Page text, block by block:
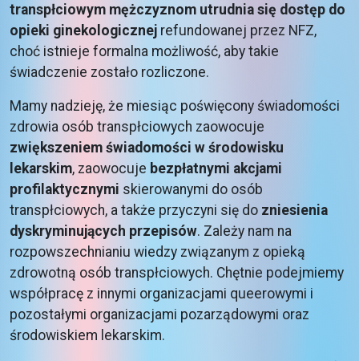
transpłciowym mężczyznom utrudnia się dostęp do
opieki ginekologicznej refundowanej przez NFZ,
choć istnieje formalna możliwość, aby takie
świadczenie zostało rozliczone.
Mamy nadzieję, że miesiąc poświęcony świadomości
zdrowia osób transpłciowych zaowocuje
zwiększeniem świadomości w środowisku
lekarskim, zaowocuje bezpłatnymi akcjami
profilaktycznymi skierowanymi do osób
transpłciowych, a także przyczyni się do zniesienia
dyskryminujących przepisów. Zależy nam na
rozpowszechnianiu wiedzy związanym z opieką
zdrowotną osób transpłciowych. Chętnie podejmiemy
współpracę z innymi organizacjami queerowymi i
pozostałymi organizacjami pozarządowymi oraz
środowiskiem lekarskim.